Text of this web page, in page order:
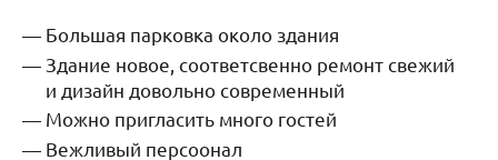
Большая парковка около здания
Здание новое, соответсвенно ремонт свежий
и дизайн довольно современный
Можно пригласить много гостей
Вежливый персоонал